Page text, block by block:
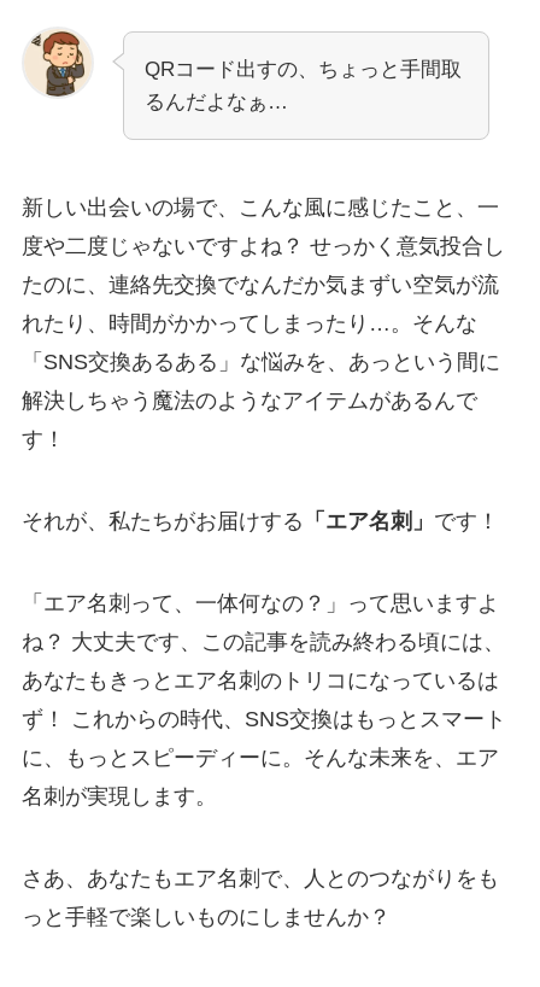
QRコード出すの、ちょっと手間取
るんだよなぁ…
新しい出会いの場で、こんな風に感じたこと、一
度や二度じゃないですよね？ せっかく意気投合し
たのに、連絡先交換でなんだか気まずい空気が流
れたり、時間がかかってしまったり…。そんな
「SNS交換あるある」な悩みを、あっという間に
解決しちゃう魔法のようなアイテムがあるんで
す！
それが、私たちがお届けする 「エア名刺」 です！
「エア名刺って、一体何なの？」って思いますよ
ね？ 大丈夫です、この記事を読み終わる頃には、
あなたもきっとエア名刺のトリコになっているは
ず！ これからの時代、SNS交換はもっとスマート
に、もっとスピーディーに。そんな未来を、エア
名刺が実現します。
さあ、あなたもエア名刺で、人とのつながりをも
っと手軽で楽しいものにしませんか？